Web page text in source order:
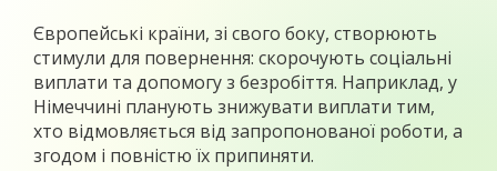
Європейські країни, зі свого боку, створюють
стимули для повернення: скорочують соціальні
виплати та допомогу з безробіття. Наприклад, у
Німеччині планують знижувати виплати тим,
хто відмовляється від запропонованої роботи, а
згодом і повністю їх припиняти.